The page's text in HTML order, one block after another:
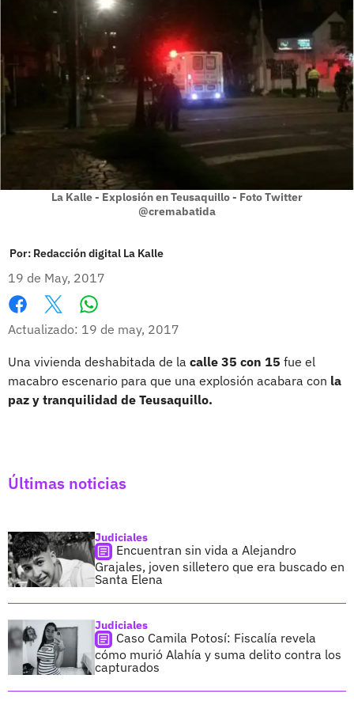
La Kalle - Explosión en Teusaquillo - Foto Twitter
@cremabatida
Por: Redacción digital La Kalle
19 de May, 2017
Facebook
X
Actualizado: 19 de may, 2017
Una vivienda deshabitada de la calle 35 con 15 fue el
macabro escenario para que una explosión acabara con la
paz y tranquilidad de Teusaquillo.
Últimas noticias
Judiciales
Encuentran sin vida a Alejandro
Grajales, joven silletero que era buscado en
Santa Elena
Judiciales
Caso Camila Potosí: Fiscalía revela
cómo murió Alahía y suma delito contra los
capturados